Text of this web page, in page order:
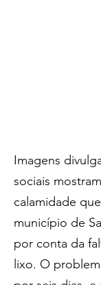
Imagens
sociais
calamidade
município de
por conta da
lixo. O